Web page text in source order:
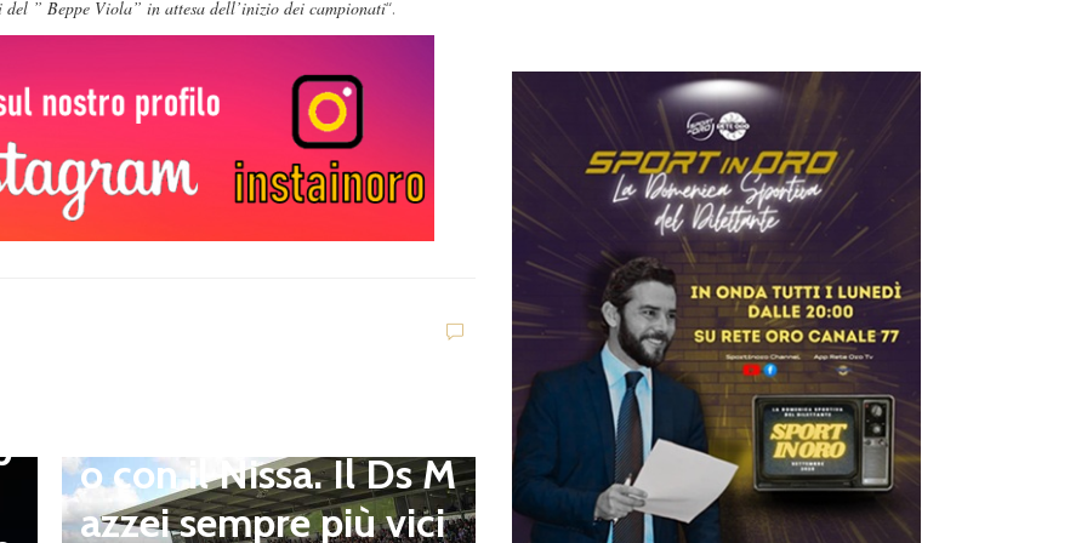
” Beppe Viola” in attesa dell’inizio dei campionati“.
Dilettanti Serie D
Viterbese (Certosa V.
to senza sosta: Busat
o con il Nissa. Il Ds M
azzei sempre più vici
Dilettanti Serie D
Serie D, ufficializzati
i gironi del campiona
to 2026/2027: Flami